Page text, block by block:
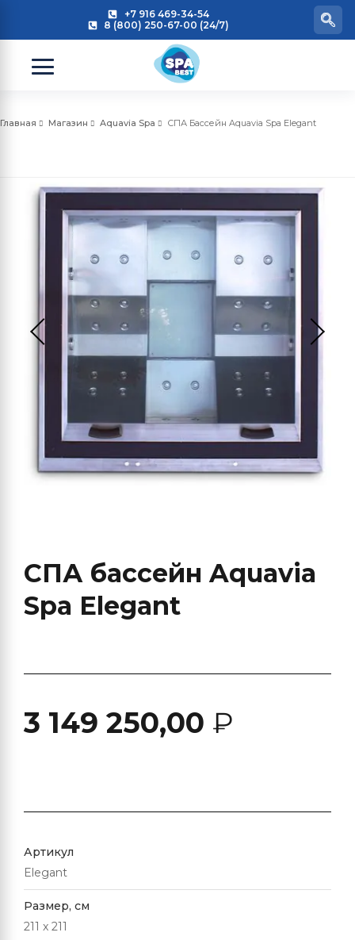
+7 916 469-34-54
8 (800) 250-67-00 (24/7)
Главная Магазин Aquavia Spa СПА Бассейн Aquavia Spa Elegant
СПА бассейн Aquavia
Spa Elegant
3 149 250,00 ₽
Артикул
Elegant
Размер, см
211 x 211